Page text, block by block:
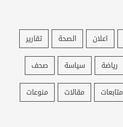
اعلان الصحة
تقارير
رياضة سياسة
صحف
متابعات مقالات
منوعات